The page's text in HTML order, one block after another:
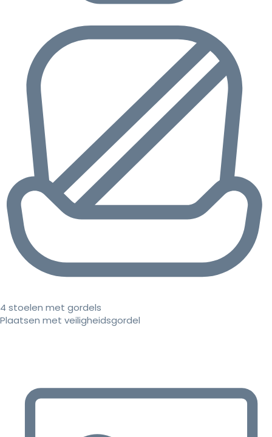
4 stoelen met gordels
Plaatsen met veiligheidsgordel